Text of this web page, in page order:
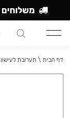
דף הבית \ תערובת לעישון
משלוחים